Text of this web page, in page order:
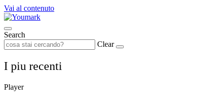
Vai al contenuto
Search
Clear
I piu recenti
Player